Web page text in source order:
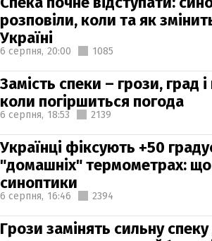
розповіли, коли та як
Україні
6 серпня, 20:00 1085
Замість спеки – грози, град
коли погіршиться погода
6 серпня, 18:53 2139
Українці фіксують +50
"домашніх" термометрах:
синоптики
6 серпня, 16:46 2394
Грози замінять сильну